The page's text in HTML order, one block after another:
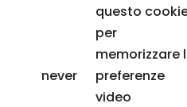
never
questo
per
memorizzare
preferenze
video